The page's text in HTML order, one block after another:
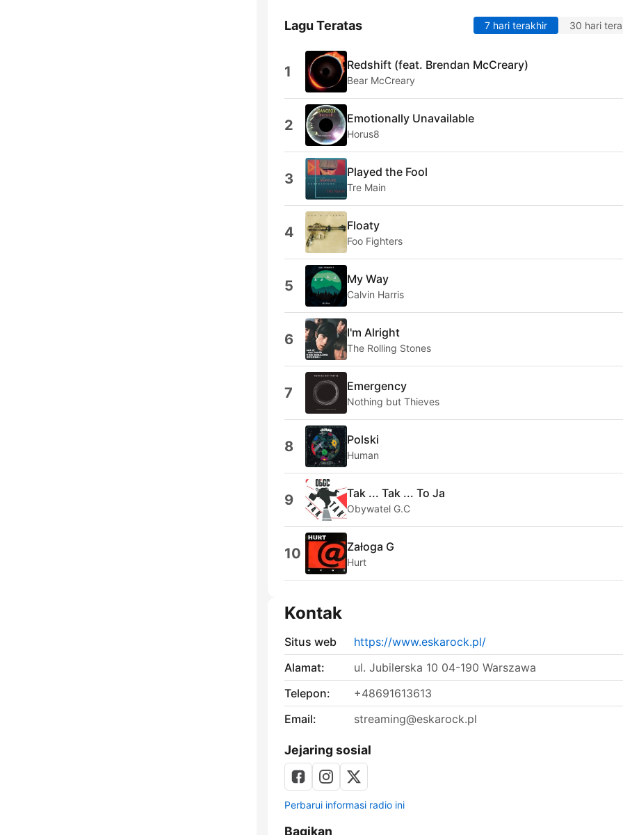
Lagu Teratas 7 hari terakhir 30 hari
1 Redshift (feat. Brendan McCreary)
Bear McCreary
2 Emotionally Unavailable
Horus8
3 Played the Fool
Tre Main
4 Floaty
Foo Fighters
5 My Way
Calvin Harris
6 I'm Alright
The Rolling Stones
7 Emergency
Nothing but Thieves
8 Polski
Human
9 Tak ... Tak ... To Ja
Obywatel G.C
10 Załoga G
Hurt
Kontak
Situs web
https://www.eskarock.pl/
Alamat:
ul. Jubilerska 10 04-190 Warszawa
Telepon:
+48691613613
Email:
streaming@eskarock.pl
Jejaring sosial
Perbarui informasi radio ini
Bagikan